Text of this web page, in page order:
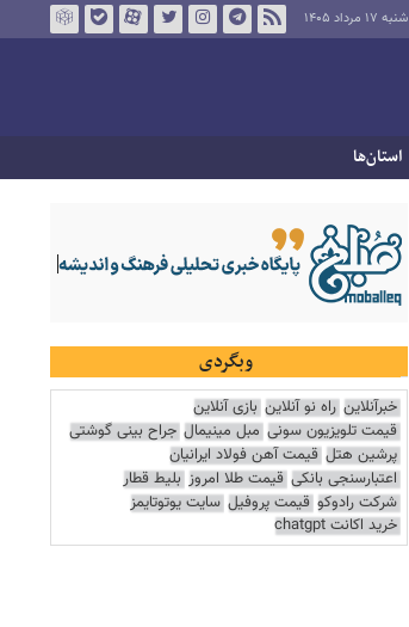
شنبه ۱۷ مرداد ۱۴۰۵
استان‌ها
وبگردی
خبرآنلاین راه نو آنلاین بازی آنلاین
قیمت تلویزیون سونی مبل مینیمال جراح بینی گوشتی
پرشین هتل قیمت آهن فولاد ایرانیان
اعتبارسنجی بانکی قیمت طلا امروز بلیط قطار
شرکت رادوکو قیمت پروفیل سایت یوتوتایمز
خرید اکانت chatgpt